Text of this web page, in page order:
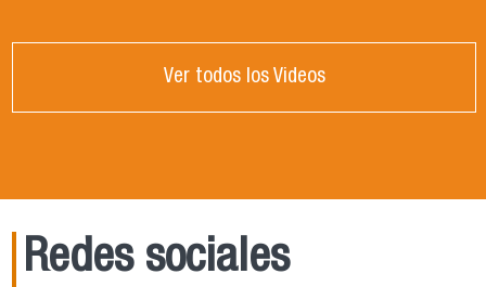
Ver todos los Videos
Redes sociales